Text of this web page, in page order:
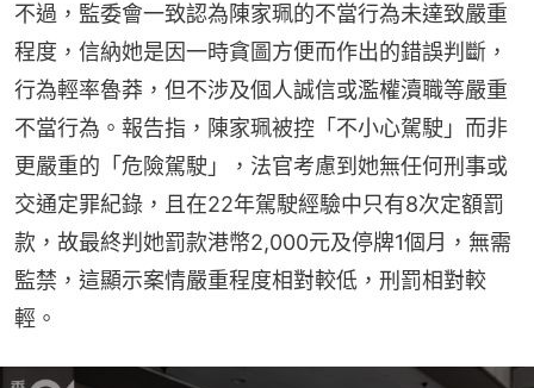
不過，監委會一致認為陳家珮的不當行為未達致嚴重
程度，信納她是因一時貪圖方便而作出的錯誤判斷，
行為輕率魯莽，但不涉及個人誠信或濫權瀆職等嚴重
不當行為。報告指，陳家珮被控「不小心駕駛」而非
更嚴重的「危險駕駛」，法官考慮到她無任何刑事或
交通定罪紀錄，且在22年駕駛經驗中只有8次定額罰
款，故最終判她罰款港幣2,000元及停牌1個月，無需
監禁，這顯示案情嚴重程度相對較低，刑罰相對較
輕。